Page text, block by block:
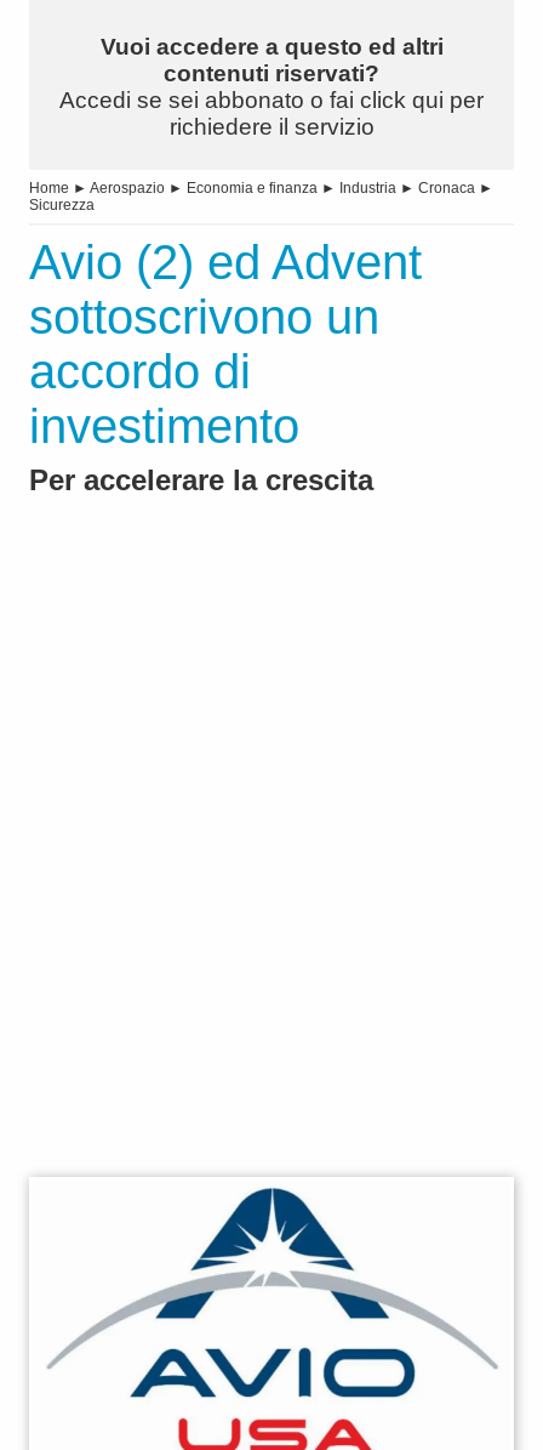
Vuoi accedere a questo ed altri
contenuti riservati?
Accedi se sei abbonato o fai click qui per
richiedere il servizio
Home ► Aerospazio ► Economia e finanza ► Industria ► Cronaca ►
Sicurezza
Avio (2) ed Advent
sottoscrivono un
accordo di
investimento
Per accelerare la crescita